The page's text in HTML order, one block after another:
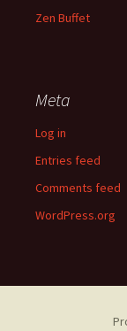
Zen Buffet
Meta
Log in
Entries feed
Comments feed
WordPress.org